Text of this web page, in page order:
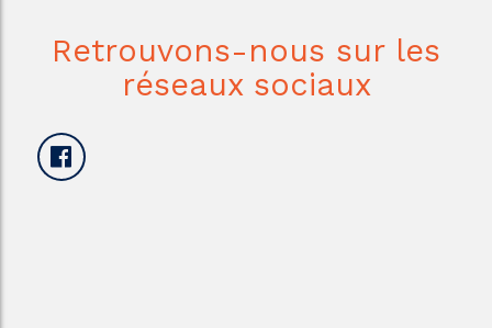
Retrouvons-nous sur les
réseaux sociaux